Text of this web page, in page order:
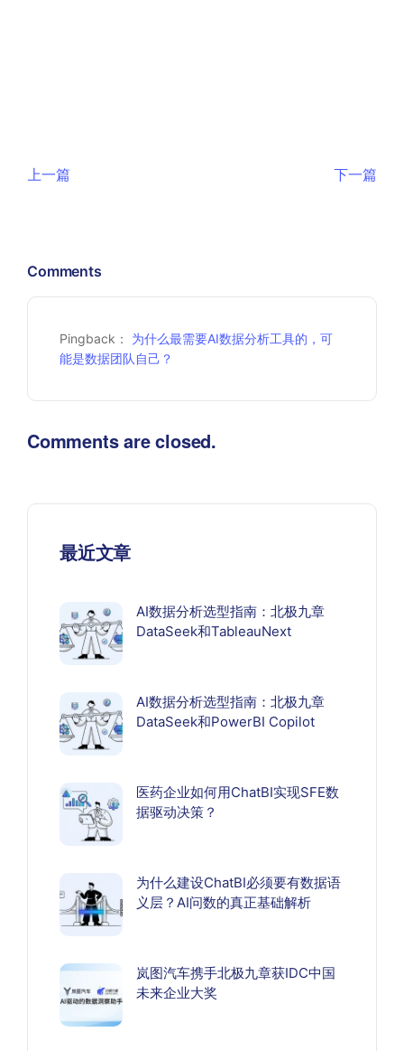
上一篇 下一篇
Comments
Pingback： 为什么最需要AI数据分析工具的，可
能是数据团队自己？
Comments are closed.
最近文章
AI数据分析选型指南：北极九章
DataSeek和TableauNext
AI数据分析选型指南：北极九章
DataSeek和PowerBI Copilot
医药企业如何用ChatBI实现SFE数
据驱动决策？
为什么建设ChatBI必须要有数据语
义层？AI问数的真正基础解析
岚图汽车携手北极九章获IDC中国
未来企业大奖